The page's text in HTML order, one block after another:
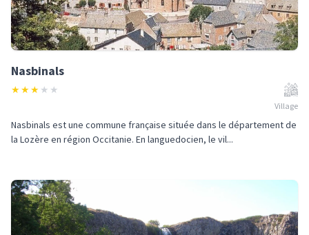
Nasbinals
★★★ ★ ★
Village
Nasbinals est une commune française située dans le département de
la Lozère en région Occitanie. En languedocien, le vil...